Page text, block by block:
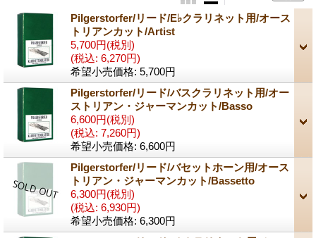
Pilgerstorfer/リード/E♭クラリネット用/オース
トリアンカット/Artist
5,700円(税別)
(税込: 6,270円)
希望小売価格: 5,700円
Pilgerstorfer/リード/バスクラリネット用/オー
ストリアン・ジャーマンカット/Basso
6,600円(税別)
(税込: 7,260円)
希望小売価格: 6,600円
Pilgerstorfer/リード/バセットホーン用/オース
トリアン・ジャーマンカット/Bassetto
6,300円(税別)
(税込: 6,930円)
希望小売価格: 6,300円